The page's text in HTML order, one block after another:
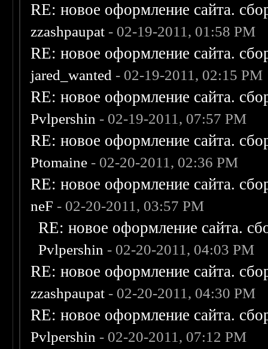
RE: новое оформление сайта.
zzashpaupat - 02-19-2011, 01:58 PM
RE: новое оформление сайта.
jared_wanted - 02-19-2011, 02:15 PM
RE: новое оформление сайта.
Pvlpershin - 02-19-2011, 07:57 PM
RE: новое оформление сайта.
Ptomaine - 02-20-2011, 02:36 PM
RE: новое оформление сайта.
neF - 02-20-2011, 03:57 PM
RE: новое оформление сайта.
Pvlpershin - 02-20-2011, 04:03 PM
RE: новое оформление сайта.
zzashpaupat - 02-20-2011, 04:30 PM
RE: новое оформление сайта.
Pvlpershin - 02-20-2011, 07:12 PM